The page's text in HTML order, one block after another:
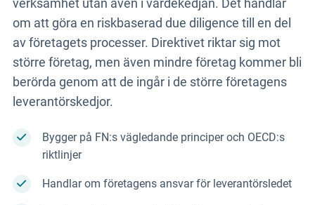
verksamhet utan även i värdekedjan. Det handlar
om att göra en riskbaserad due diligence till en del
av företagets processer. Direktivet riktar sig mot
större företag, men även mindre företag kommer bli
berörda genom att de ingår i de större företagens
leverantörskedjor.
Bygger på FN:s vägledande principer och OECD:s
riktlinjer
Handlar om företagens ansvar för leverantörsledet